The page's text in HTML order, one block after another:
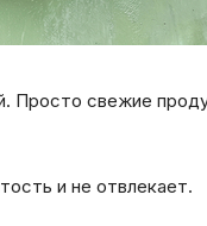
Просто свежие
и не отвлекает.